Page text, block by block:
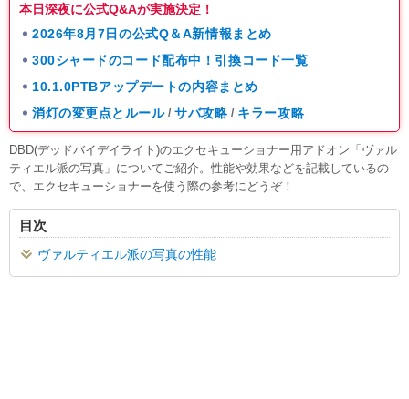
本日深夜に公式Q&Aが実施決定！
2026年8月7日の公式Q＆A新情報まとめ
300シャードのコード配布中！引換コード一覧
10.1.0PTBアップデートの内容まとめ
消灯の変更点とルール / サバ攻略 / キラー攻略
DBD(デッドバイデイライト)のエクセキューショナー用アドオン「ヴァル
ティエル派の写真」についてご紹介。性能や効果などを記載しているの
で、エクセキューショナーを使う際の参考にどうぞ！
目次
ヴァルティエル派の写真の性能